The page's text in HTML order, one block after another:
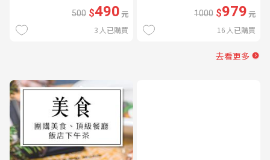
500 $490元
3 人已購買
1000 $979元
16 人已購買
去看更多